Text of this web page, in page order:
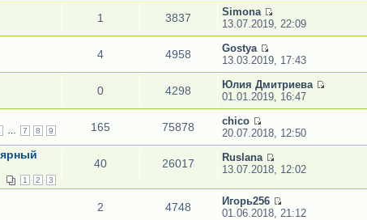
1 3837
Simona
13.07.2019, 22:09
4 4958
Gostya
13.03.2019, 17:43
0 4298
Юлия Дмитриева
01.01.2019, 16:47
7 8 9 165 75878
chico
20.07.2018, 12:50
1 2 3
40 26017
Ruslana
13.07.2018, 12:02
2 4748
Игорь256
01.06.2018, 21:12